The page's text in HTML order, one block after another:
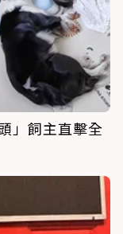
」飼主直擊全